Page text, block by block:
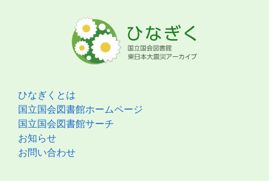
ひなぎくとは
国立国会図書館ホームページ
国立国会図書館サーチ
お知らせ
お問い合わせ